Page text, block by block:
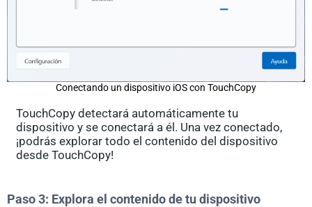
Conectando un dispositivo iOS con TouchCopy
TouchCopy detectará automáticamente tu
dispositivo y se conectará a él. Una vez conectado,
¡podrás explorar todo el contenido del dispositivo
desde TouchCopy!
Paso 3: Explora el contenido de tu dispositivo